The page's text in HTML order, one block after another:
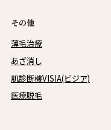
その他
薄毛治療
あざ消し
肌診断機VISIA(ビジア)
医療脱毛